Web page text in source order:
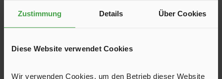
Zustimmung Details Über Cookies
Diese Website verwendet Cookies
Wir verwenden Cookies, um den Betrieb dieser Website